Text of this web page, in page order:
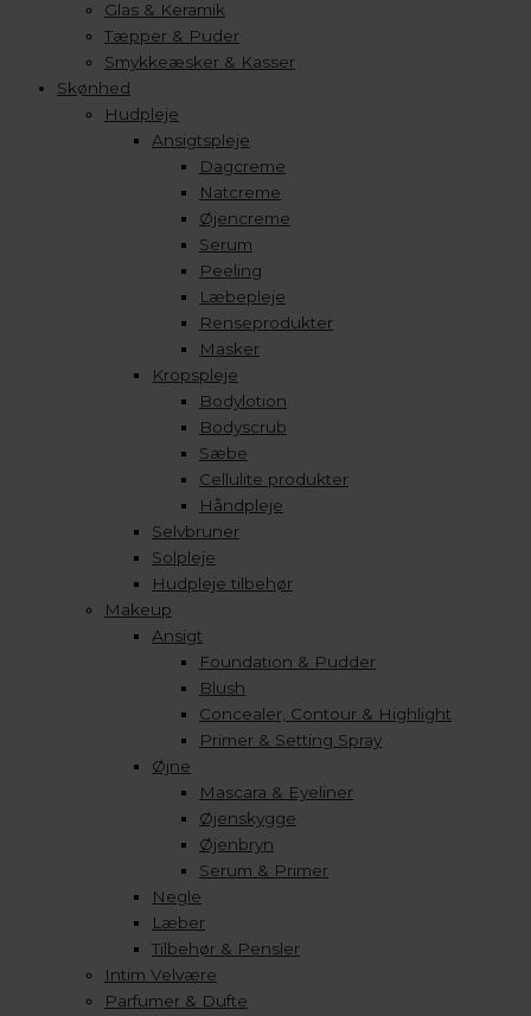
Glas & Keramik
Tæpper & Puder
Smykkeæsker & Kasser
Skønhed
Hudpleje
Ansigtspleje
Dagcreme
Natcreme
Øjencreme
Serum
Peeling
Læbepleje
Renseprodukter
Masker
Kropspleje
Bodylotion
Bodyscrub
Sæbe
Cellulite produkter
Håndpleje
Selvbruner
Solpleje
Hudpleje tilbehør
Makeup
Ansigt
Foundation & Pudder
Blush
Concealer, Contour & Highlight
Primer & Setting Spray
Øjne
Mascara & Eyeliner
Øjenskygge
Øjenbryn
Serum & Primer
Negle
Læber
Tilbehør & Pensler
Intim Velvære
Parfumer & Dufte